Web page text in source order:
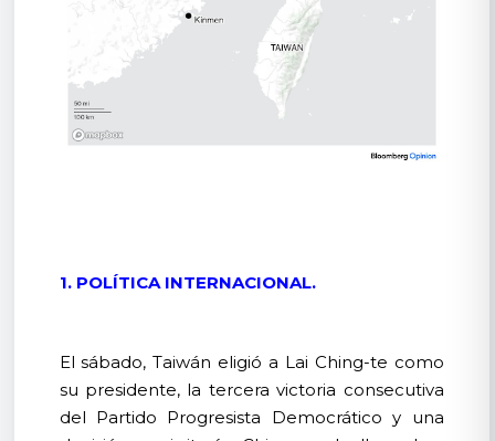
1. POLÍTICA INTERNACIONAL.
El sábado, Taiwán eligió a Lai Ching-te como
su presidente, la tercera victoria consecutiva
del Partido Progresista Democrático y una